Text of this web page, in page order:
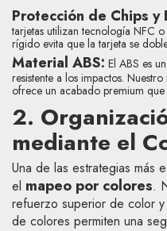
Protección de Chips y
tarjetas utilizan tecnología NFC
rígido evita que la tarjeta se
Material ABS: El ABS es
resistente a los impactos.
ofrece un acabado premium
2.
mediante el
Una de las estrategias más
el mapeo por colores.
refuerzo superior de color
de colores permiten una